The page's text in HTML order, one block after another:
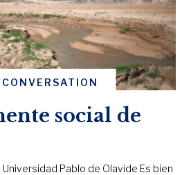
social de
Universidad Pablo de Olavide Es bien